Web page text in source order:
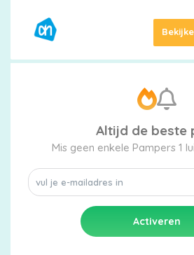
Altijd de beste
Mis geen enkele Pampers 1